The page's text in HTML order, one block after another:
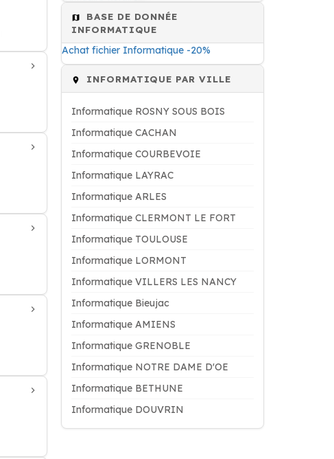
BASE DE DONNÉE
INFORMATIQUE
Achat fichier Informatique -20%
INFORMATIQUE PAR VILLE
Informatique ROSNY SOUS BOIS
Informatique CACHAN
Informatique COURBEVOIE
Informatique LAYRAC
Informatique ARLES
Informatique CLERMONT LE FORT
Informatique TOULOUSE
Informatique LORMONT
Informatique VILLERS LES NANCY
Informatique Bieujac
Informatique AMIENS
Informatique GRENOBLE
Informatique NOTRE DAME D'OE
Informatique BETHUNE
Informatique DOUVRIN